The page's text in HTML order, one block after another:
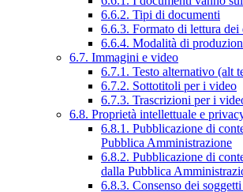
6.6.2. Tipi di documenti
6.6.3. Formato di lettura
6.6.4. Modalità di
6.7. Immagini e video
6.7.1. Testo alternativo (alt
6.7.2. Sottotitoli per i video
6.7.3. Trascrizioni per i
6.8. Proprietà intellettuale e
6.8.1. Pubblicazione di
Pubblica Amministrazione
6.8.2. Pubblicazione di
dalla Pubblica
6.8.3. Consenso dei